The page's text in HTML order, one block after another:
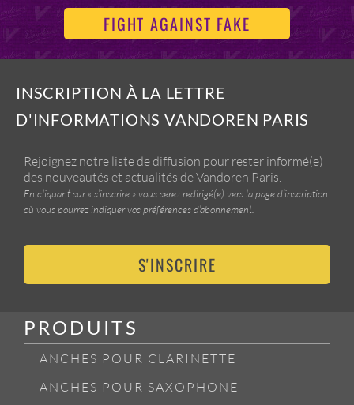
FIGHT AGAINST FAKE
INSCRIPTION À LA LETTRE
D'INFORMATIONS VANDOREN PARIS
Rejoignez notre liste de diffusion pour rester informé(e)
des nouveautés et actualités de Vandoren Paris.
En cliquant sur « s’inscrire » vous serez redirigé(e) vers la page d’inscription
où vous pourrez indiquer vos préférences d’abonnement.
S'INSCRIRE
PRODUITS
ANCHES POUR CLARINETTE
ANCHES POUR SAXOPHONE